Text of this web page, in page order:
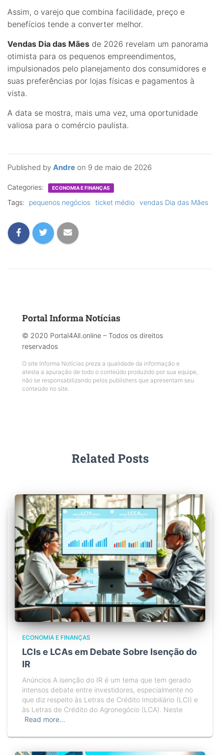
Published by Andre on 9 de maio de 2026
Assim, o varejo que combina facilidade, preço e
benefícios tende a converter melhor.
Vendas Dia das Mães de 2026 revelam um panorama
otimista para os pequenos empreendimentos,
impulsionados pelo planejamento dos consumidores e
suas preferências por lojas físicas e pagamentos à
vista.
A data se mostra, mais uma vez, uma oportunidade
valiosa para o comércio paulista.
Categories: ECONOMIA E FINANÇAS
Tags: pequenos negócios ticket médio vendas Dia das Mães
Portal Informa Notícias
© 2020 Portal4All.online – Todos os direitos
reservados
O site Informa Notícias preza a qualidade da informação e
atesta a apuração de todo o conteúdo produzido por sua equipe,
não se responsabilizando pelos publishers que apresentam seu
conteúdo no site.
Related Posts
ECONOMIA E FINANÇAS
LCIs e LCAs em Debate Sobre Isenção do
IR
Anúncios A isenção do IR é um tema que tem gerado
intensos debate entre investidores, especialmente no
que diz respeito às Letras de Crédito Imobiliário (LCI) e
às Letras de Crédito do Agronegócio (LCA). Neste
Read more…